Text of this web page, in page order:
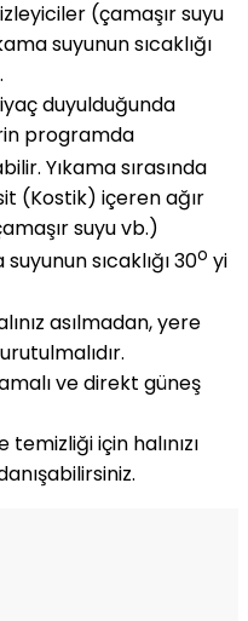
(çamaşır suyu
suyunun sıcaklığı
duyulduğunda
programda
Yıkama sırasında
(Kostik) içeren ağır
suyu vb.)
sıcaklığı 30o yi
asılmadan, yere
ve direkt güneş
için halınızı